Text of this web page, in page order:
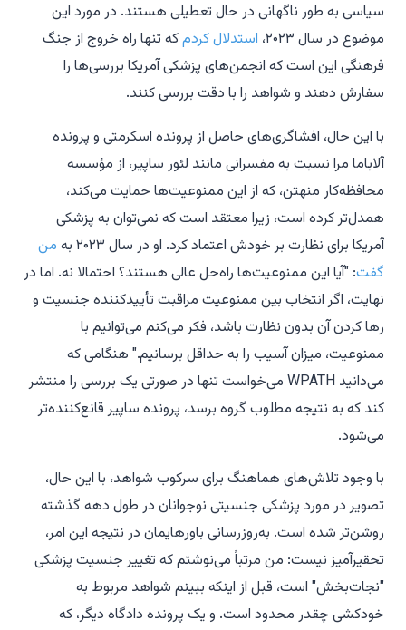
سیاسی به طور ناگهانی در حال تعطیلی هستند. در مورد این
موضوع در سال ۲۰۲۳،
استدلال کردمکه تنها راه خروج از جنگ
فرهنگی این است که انجمن‌های پزشکی آمریکا بررسی‌ها را
سفارش دهند و شواهد را با دقت بررسی کنند.
با این حال، افشاگری‌های حاصل از پرونده اسکرمتی و پرونده
آلاباما مرا نسبت به مفسرانی مانند لئور ساپیر، از مؤسسه
محافظه‌کار منهتن، که از این ممنوعیت‌ها حمایت می‌کند،
همدل‌تر کرده است، زیرا معتقد است که نمی‌توان به پزشکی
آمریکا برای نظارت بر خودش اعتماد کرد. او در سال ۲۰۲۳ به
من
گفت: "آیا این ممنوعیت‌ها راه‌حل عالی هستند؟ احتمالا نه. اما در
نهایت، اگر انتخاب بین ممنوعیت مراقبت تأییدکننده جنسیت و
رها کردن آن بدون نظارت باشد، فکر می‌کنم می‌توانیم با
ممنوعیت، میزان آسیب را به حداقل برسانیم." هنگامی که
می‌دانید WPATH می‌خواست تنها در صورتی یک بررسی را منتشر
کند که به نتیجه مطلوب گروه برسد، پرونده ساپیر قانع‌کننده‌تر
می‌شود.
با وجود تلاش‌های هماهنگ برای سرکوب شواهد، با این حال،
تصویر در مورد پزشکی جنسیتی نوجوانان در طول دهه گذشته
روشن‌تر شده است. به‌روزرسانی باورهایمان در نتیجه این امر،
تحقیرآمیز نیست: من مرتباً می‌نوشتم که تغییر جنسیت پزشکی
"نجات‌بخش" است، قبل از اینکه ببینم شواهد مربوط به
خودکشی چقدر محدود است. و یک پرونده دادگاه دیگر، که